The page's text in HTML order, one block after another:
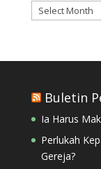
Masa
Penulisan
Buletin
Ia Harus
Perlukah
Gereja?